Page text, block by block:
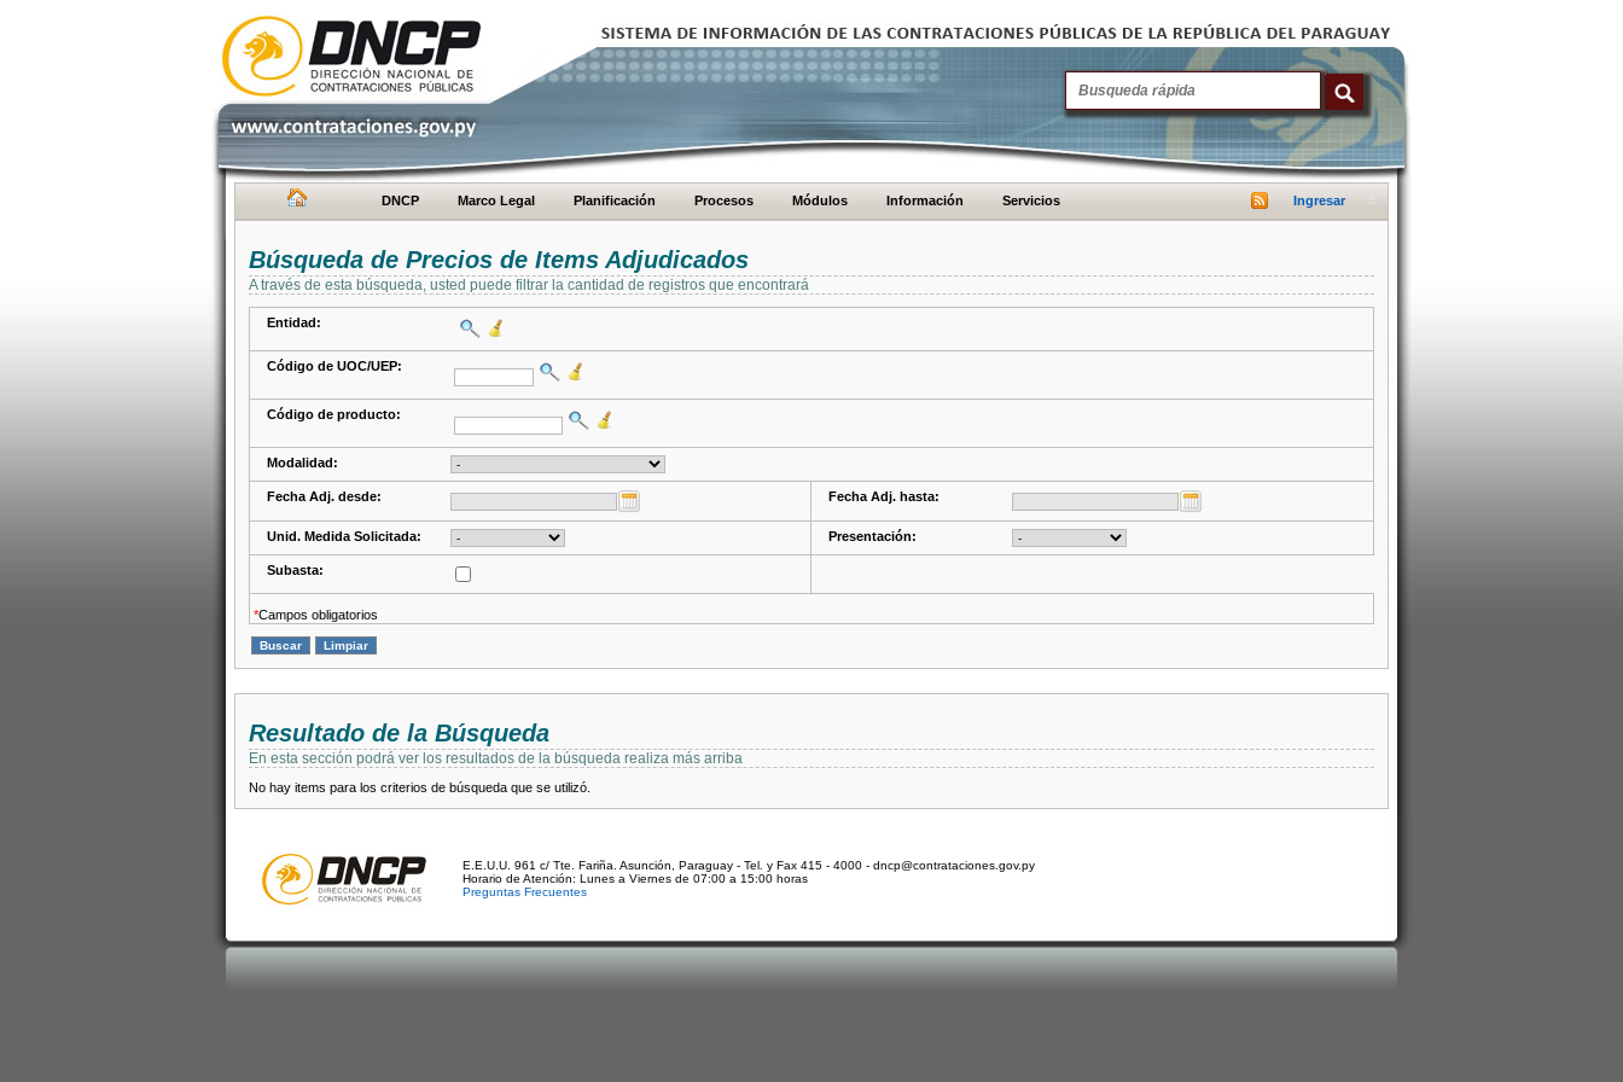
DNCP Marco Legal Planificación Procesos Módulos Información Servicios Ingresar
Búsqueda de Precios de Items Adjudicados
A través de esta búsqueda, usted puede filtrar la cantidad de registros que encontrará
Entidad:
Código de UOC/UEP:
Código de producto:
Modalidad:
Fecha Adj. desde: Fecha Adj. hasta:
Unid. Medida Solicitada: Presentación:
Subasta:
*Campos obligatorios
Resultado de la Búsqueda
En esta sección podrá ver los resultados de la búsqueda realiza más arriba
No hay items para los criterios de búsqueda que se utilizó.
E.E.U.U. 961 c/ Tte. Fariña. Asunción, Paraguay - Tel. y Fax 415 - 4000 - dncp@contrataciones.gov.py
Horario de Atención: Lunes a Viernes de 07:00 a 15:00 horas
Preguntas Frecuentes